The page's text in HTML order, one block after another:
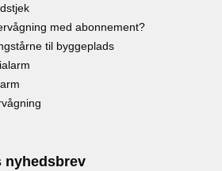
med abonnement?
til byggeplads
nyhedsbrev